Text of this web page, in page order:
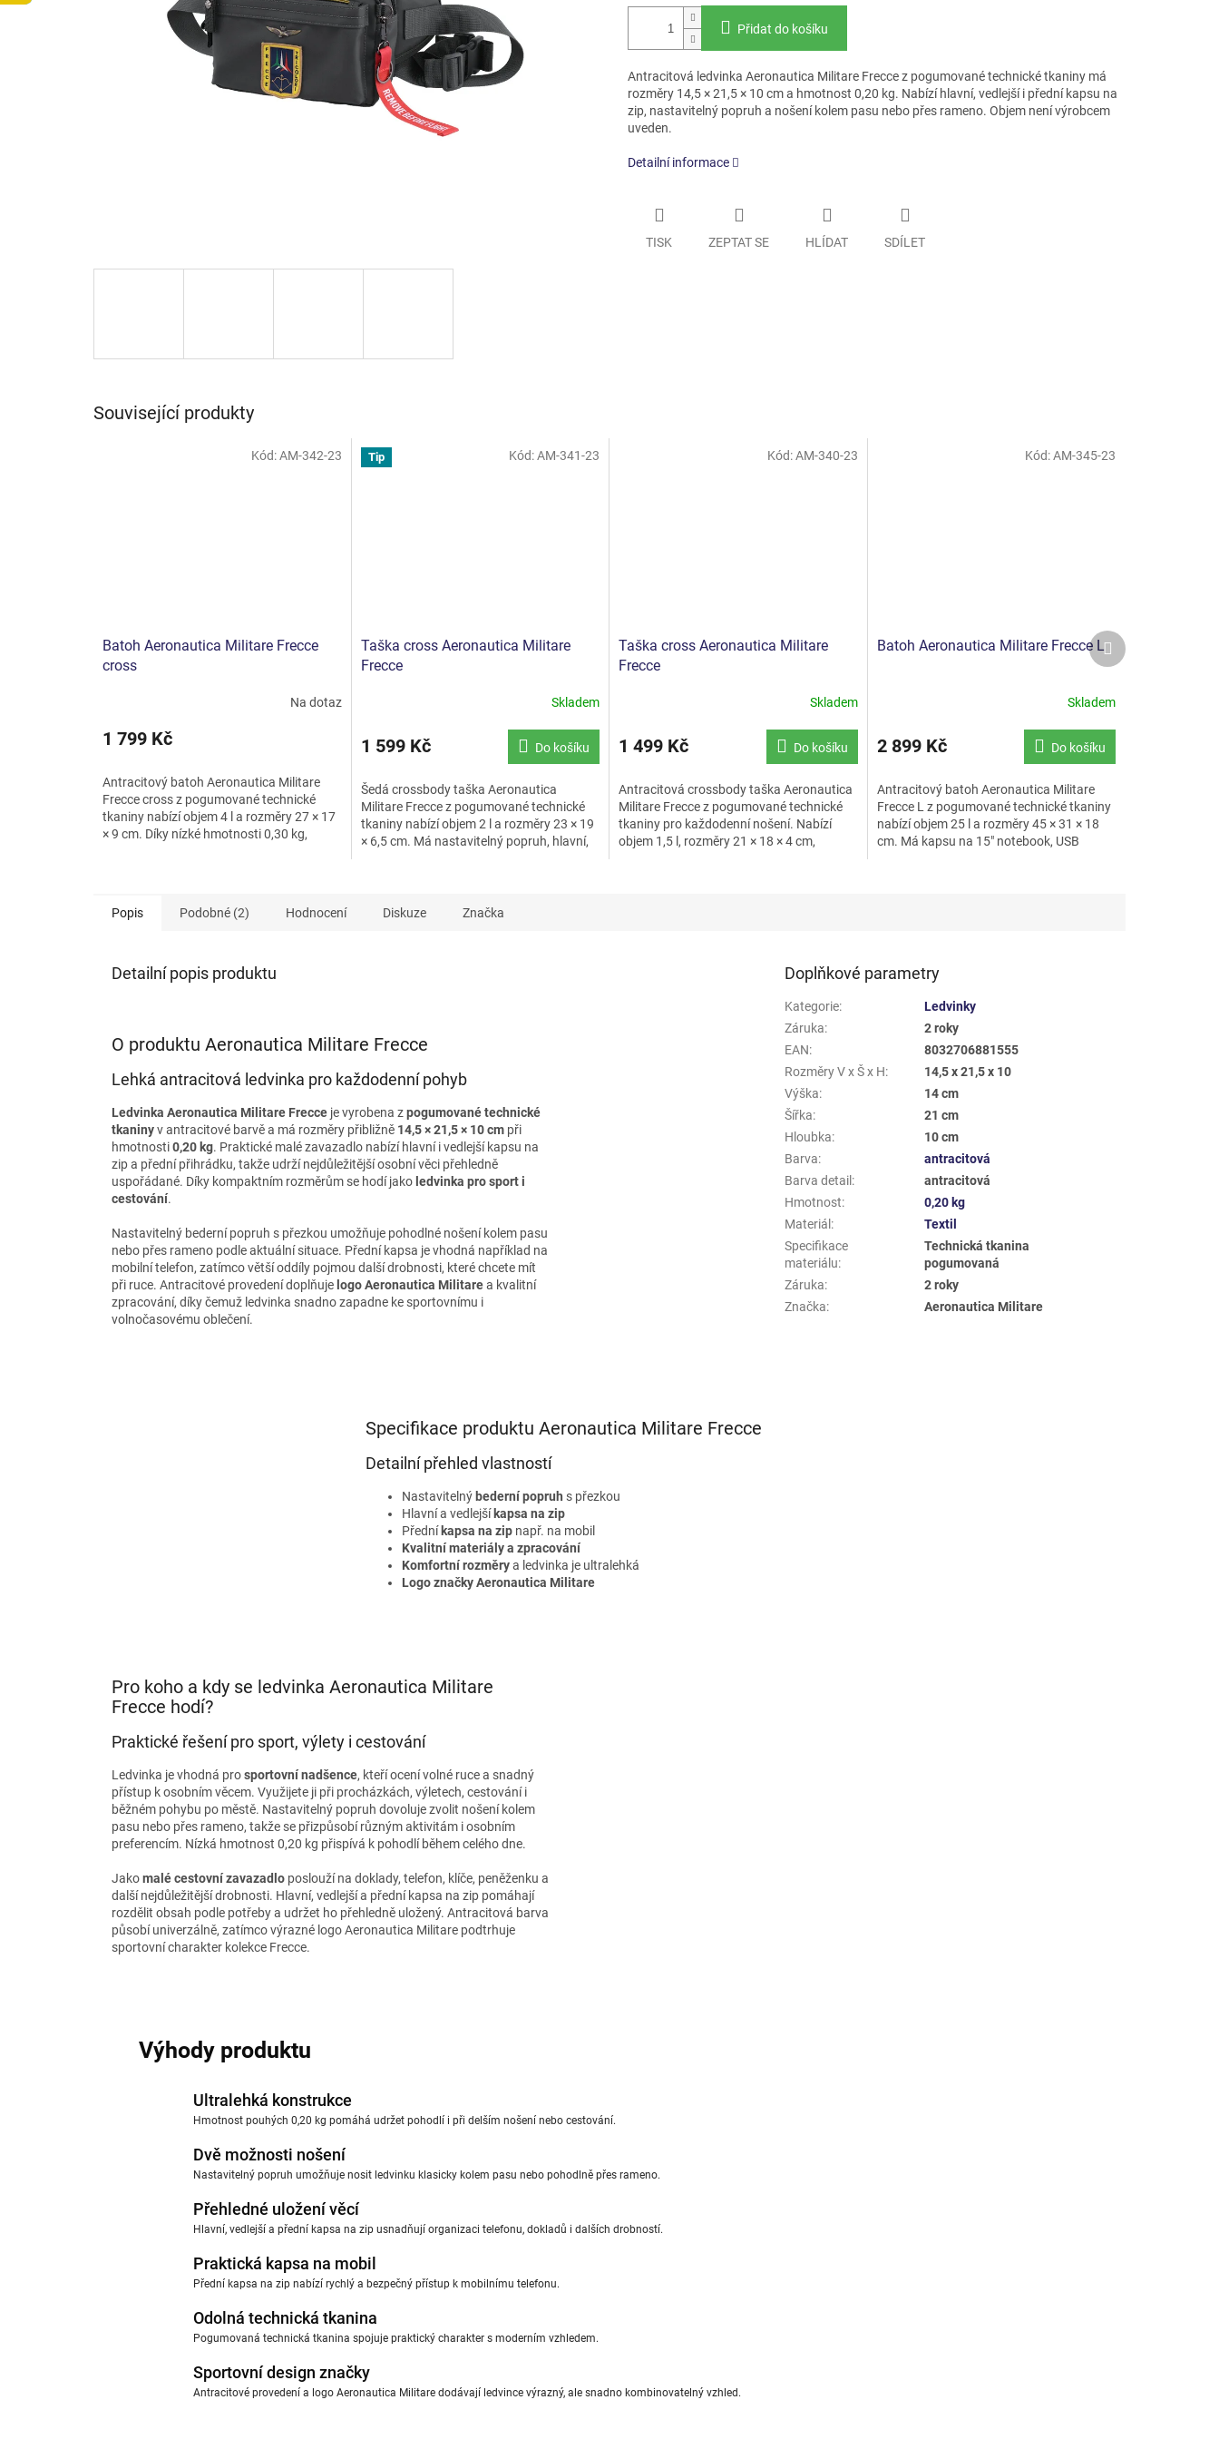
Přidat do košíku
Antracitová ledvinka Aeronautica Militare Frecce z pogumované technické tkaniny má
rozměry 14,5 × 21,5 × 10 cm a hmotnost 0,20 kg. Nabízí hlavní, vedlejší i přední kapsu na
zip, nastavitelný popruh a nošení kolem pasu nebo přes rameno. Objem není výrobcem
uveden.
Detailní informace
TISK ZEPTAT SE HLÍDAT SDÍLET
Související produkty
Batoh Aeronautica Militare Frecce
cross
Na dotaz
1 799 Kč
Antracitový batoh Aeronautica Militare
Frecce cross z pogumované technické
tkaniny nabízí objem 4 l a rozměry 27 × 17
× 9 cm. Díky nízké hmotnosti 0,30 kg,
Kód:AM-342-23 Tip
Taška cross Aeronautica Militare
Frecce
Skladem
1 599 Kč Do košíku
Šedá crossbody taška Aeronautica
Militare Frecce z pogumované technické
tkaniny nabízí objem 2 l a rozměry 23 × 19
× 6,5 cm. Má nastavitelný popruh, hlavní,
Kód:AM-341-23
Taška cross Aeronautica Militare
Frecce
Skladem
1 499 Kč Do košíku
Antracitová crossbody taška Aeronautica
Militare Frecce z pogumované technické
tkaniny pro každodenní nošení. Nabízí
objem 1,5 l, rozměry 21 × 18 × 4 cm,
Kód:AM-340-23
Batoh Aeronautica Militare Frecce L
Skladem
2 899 Kč Do košíku
Antracitový batoh Aeronautica Militare
Frecce L z pogumované technické tkaniny
nabízí objem 25 l a rozměry 45 × 31 × 18
cm. Má kapsu na 15" notebook, USB
Kód:AM-345-23
Další
produkt
Popis Podobné (2) Hodnocení Diskuze Značka
Detailní popis produktu
O produktu Aeronautica Militare Frecce
Lehká antracitová ledvinka pro každodenní pohyb
Ledvinka Aeronautica Militare Frecce je vyrobena zpogumované technické
tkaninyv antracitové barvě a má rozměry přibližně 14,5 × 21,5 × 10 cm při
hmotnosti0,20 kg. Praktické malé zavazadlo nabízí hlavní i vedlejší kapsu na
zip a přední přihrádku, takže udrží nejdůležitější osobní věci přehledně
uspořádané. Díky kompaktním rozměrům se hodí jako ledvinka pro sport i
cestování.
Nastavitelný bederní popruh s přezkou umožňuje pohodlné nošení kolem pasu
nebo přes rameno podle aktuální situace. Přední kapsa je vhodná například na
mobilní telefon, zatímco větší oddíly pojmou další drobnosti, které chcete mít
při ruce. Antracitové provedení doplňuje logo Aeronautica Militarea kvalitní
zpracování, díky čemuž ledvinka snadno zapadne ke sportovnímu i
volnočasovému oblečení.
Specifikace produktu Aeronautica Militare Frecce
Detailní přehled vlastností
Nastavitelný bederní popruh s přezkou
Hlavní a vedlejší kapsa na zip
Přední kapsa na zipnapř. na mobil
Kvalitní materiály a zpracování
Komfortní rozměrya ledvinka je ultralehká
Logo značky Aeronautica Militare
Pro koho a kdy se ledvinka Aeronautica Militare
Frecce hodí?
Praktické řešení pro sport, výlety i cestování
Ledvinka je vhodná prosportovní nadšence, kteří ocení volné ruce a snadný
přístup k osobním věcem. Využijete ji při procházkách, výletech, cestování i
běžném pohybu po městě. Nastavitelný popruh dovoluje zvolit nošení kolem
pasu nebo přes rameno, takže se přizpůsobí různým aktivitám i osobním
preferencím. Nízká hmotnost 0,20 kg přispívá k pohodlí během celého dne.
Jakomalé cestovní zavazadlo poslouží na doklady, telefon, klíče, peněženku a
další nejdůležitější drobnosti. Hlavní, vedlejší a přední kapsa na zip pomáhají
rozdělit obsah podle potřeby a udržet ho přehledně uložený. Antracitová barva
působí univerzálně, zatímco výrazné logo Aeronautica Militare podtrhuje
sportovní charakter kolekce Frecce.
Výhody produktu
Ultralehká konstrukce
Hmotnost pouhých 0,20 kg pomáhá udržet pohodlí i při delším nošení nebo cestování.
Dvě možnosti nošení
Nastavitelný popruh umožňuje nosit ledvinku klasicky kolem pasu nebo pohodlně přes rameno.
Přehledné uložení věcí
Hlavní, vedlejší a přední kapsa na zip usnadňují organizaci telefonu, dokladů i dalších drobností.
Praktická kapsa na mobil
Přední kapsa na zip nabízí rychlý a bezpečný přístup k mobilnímu telefonu.
Odolná technická tkanina
Pogumovaná technická tkanina spojuje praktický charakter s moderním vzhledem.
Sportovní design značky
Antracitové provedení a logo Aeronautica Militare dodávají ledvince výrazný, ale snadno kombinovatelný vzhled.
Doplňkové parametry
Kategorie:
Ledvinky
Záruka:
2 roky
EAN:
8032706881555
Rozměry V x Š x H:
14,5 x 21,5 x 10
Výška:
14 cm
Šířka:
21 cm
Hloubka:
10 cm
Barva:
antracitová
Barva detail :
antracitová
Hmotnost:
0,20 kg
Materiál :
Textil
Specifikace
materiálu:
Technická tkanina
pogumovaná
Záruka:
2 roky
Značka: Aeronautica Militare